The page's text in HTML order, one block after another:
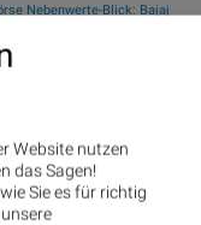
Nebenwerte-Blick: Bajaj
für ein Börsen-Debüt: Wie
Lenzing, CA Immo,
und...
zu Kontron: "Solides
Website nutzen
das Sagen!
Sie es für richtig